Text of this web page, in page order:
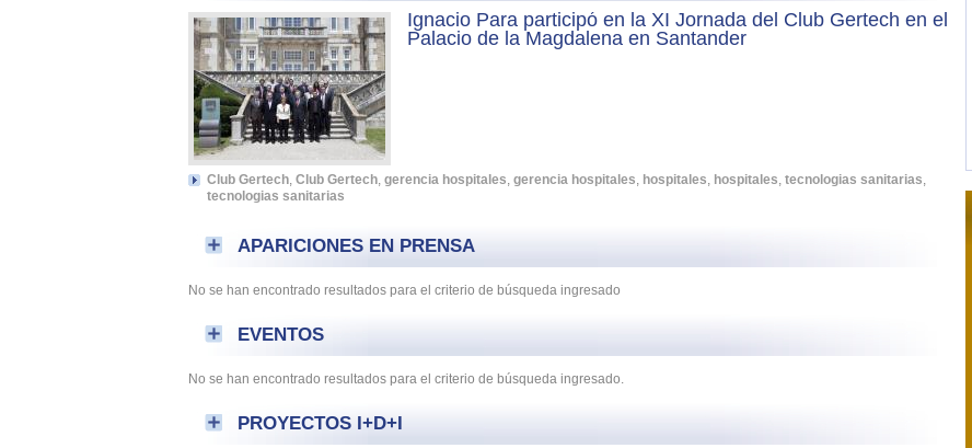
Ignacio Para participó en la XI Jornada del Club Gertech en el
Palacio de la Magdalena en Santander
Club Gertech Club Gertech gerencia hospitales gerencia hospitales hospitales hospitales tecnologias sanitarias
tecnologias sanitarias
APARICIONES EN PRENSA
No se han encontrado resultados para el criterio de búsqueda ingresado
EVENTOS
No se han encontrado resultados para el criterio de búsqueda ingresado.
PROYECTOS I+D+I